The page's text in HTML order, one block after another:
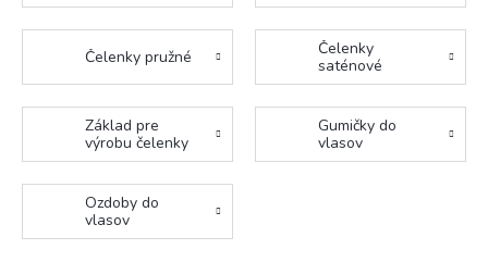
Čelenky pružné
Čelenky
saténové
Základ pre
výrobu čelenky
Gumičky do
vlasov
Ozdoby do
vlasov